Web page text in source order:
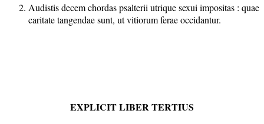
Audistis decem chordas psalterii utrique sexui impositas : quae
caritate tangendae sunt, ut vitiorum ferae occidantur.
EXPLICIT LIBER TERTIUS